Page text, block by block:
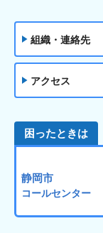
組織・連絡先
アクセス
困ったときは
静岡市
コールセンター